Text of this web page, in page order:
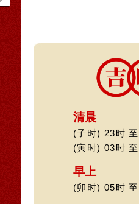
清晨
(子时) 23时
(寅时) 03时
早上
(卯时) 05时